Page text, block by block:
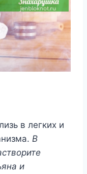
в легких и
В
и